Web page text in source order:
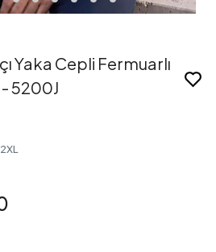
Yaka Cepli Fermuarlı
- 5200J